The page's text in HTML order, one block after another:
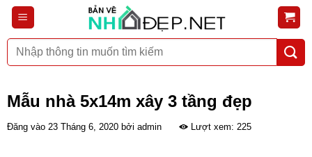
Bỏ
qua
nộiTìm
kiếm:
Mẫu nhà 5x14m xây 3 tầng đẹp
Đăng vào 23 Tháng 6, 2020 bởi admin Lượt xem: 225